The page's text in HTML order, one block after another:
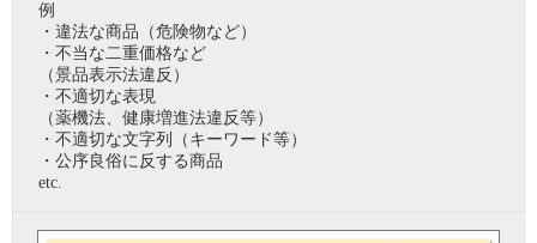
例
・違法な商品（危険物など）
・不当な二重価格など
（景品表示法違反）
・不適切な表現
（薬機法、健康増進法違反等）
・不適切な文字列（キーワード等）
・公序良俗に反する商品
etc.